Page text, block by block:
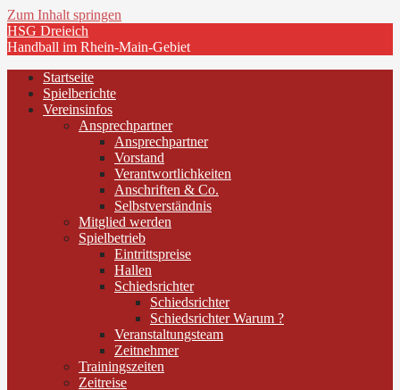
Zum Inhalt springen
HSG Dreieich
Handball im Rhein-Main-Gebiet
Startseite
Spielberichte
Vereinsinfos
Ansprechpartner
Ansprechpartner
Vorstand
Verantwortlichkeiten
Anschriften & Co.
Selbstverständnis
Mitglied werden
Spielbetrieb
Eintrittspreise
Hallen
Schiedsrichter
Schiedsrichter
Schiedsrichter Warum ?
Veranstaltungsteam
Zeitnehmer
Trainingszeiten
Zeitreise